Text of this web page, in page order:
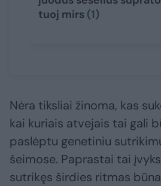
tuoj mirs (1)
Nėra tiksliai žinoma, kas
kai kuriais atvejais tai gali
paslėptu genetiniu
šeimose. Paprastai tai
sutrikęs širdies ritmas